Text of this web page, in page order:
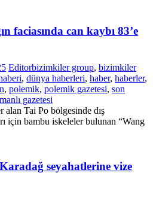
faciasında can kaybı 83’e
Editorbizimkiler group, bizimkiler
, dünya haberleri, haber, haberler,
, polemik, polemik gazetesi, son
gazetesi
Tai Po bölgesinde dış
için bambu iskeleler bulunan “Wang
seyahatlerine vize